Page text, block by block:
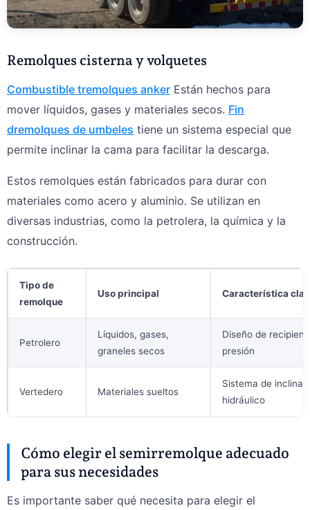
Remolques cisterna y volquetes
Combustible tremolques anker Están hechos para
mover líquidos, gases y materiales secos. Fin
dremolques de umbeles tiene un sistema especial que
permite inclinar la cama para facilitar la descarga.
Estos remolques están fabricados para durar con
materiales como acero y aluminio. Se utilizan en
diversas industrias, como la petrolera, la química y la
construcción.
Tipo de
remolque
Uso principal Característica
Petrolero
Líquidos, gases,
graneles secos
Diseño de
presión
Vertedero Materiales sueltos
Sistema de
hidráulico
Cómo elegir el semirremolque adecuado
para sus necesidades
Es importante saber qué necesita para elegir el